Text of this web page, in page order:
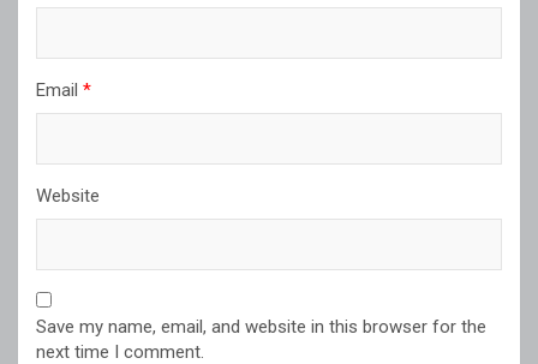
Email *
Website
Save my name, email, and website in this browser for the
next time I comment.